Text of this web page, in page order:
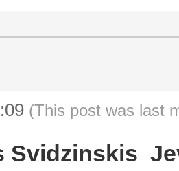
(This post was last
Svidzinskis